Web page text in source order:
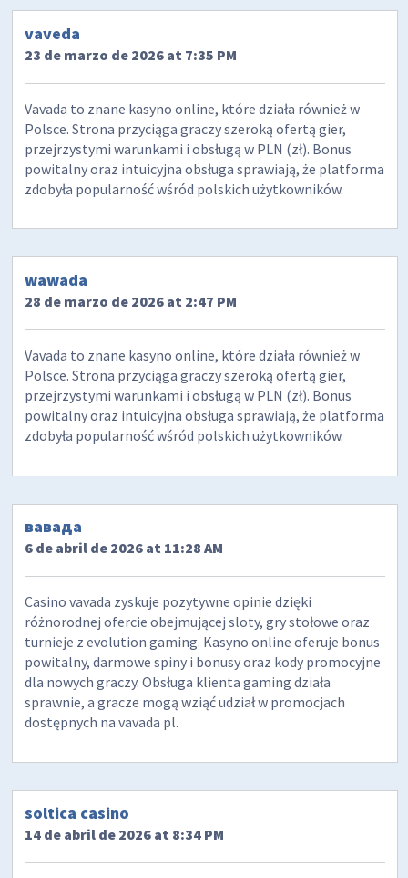
vaveda
23 de marzo de 2026 at 7:35 PM
Vavada to znane kasyno online, które działa również w
Polsce. Strona przyciąga graczy szeroką ofertą gier,
przejrzystymi warunkami i obsługą w PLN (zł). Bonus
powitalny oraz intuicyjna obsługa sprawiają, że platforma
zdobyła popularność wśród polskich użytkowników.
wawada
28 de marzo de 2026 at 2:47 PM
Vavada to znane kasyno online, które działa również w
Polsce. Strona przyciąga graczy szeroką ofertą gier,
przejrzystymi warunkami i obsługą w PLN (zł). Bonus
powitalny oraz intuicyjna obsługa sprawiają, że platforma
zdobyła popularność wśród polskich użytkowników.
вавада
6 de abril de 2026 at 11:28 AM
Casino vavada zyskuje pozytywne opinie dzięki
różnorodnej ofercie obejmującej sloty, gry stołowe oraz
turnieje z evolution gaming. Kasyno online oferuje bonus
powitalny, darmowe spiny i bonusy oraz kody promocyjne
dla nowych graczy. Obsługa klienta gaming działa
sprawnie, a gracze mogą wziąć udział w promocjach
dostępnych na vavada pl.
soltica casino
14 de abril de 2026 at 8:34 PM